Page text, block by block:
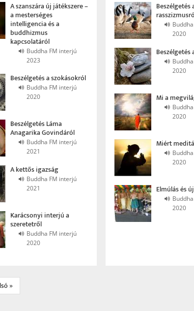
A szanszára új játékszere –
a mesterséges
intelligencia és a
buddhizmus
kapcsolatáról
Buddha FM interjú
2023
Beszélgetés a szokásokról
Buddha FM interjú
2020
Beszélgetés Láma
Anagarika Govindáról
Buddha FM interjú
2021
A kettős igazság
Buddha FM interjú
2021
Karácsonyi interjú a
szeretetről
Buddha FM interjú
2020
Beszélgetés
2020
2020
Mi a
2020
Miért
2020
Elmúlás és
2020
»